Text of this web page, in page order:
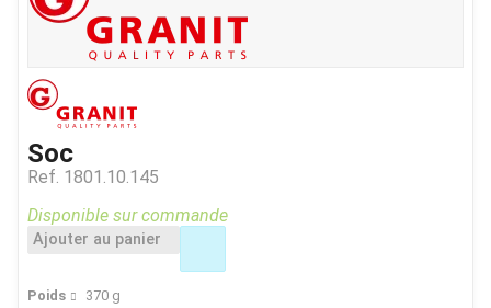
Soc
Ref. 1801.10.145
Poids 370 g
Disponible sur commande
Ajouter au panier